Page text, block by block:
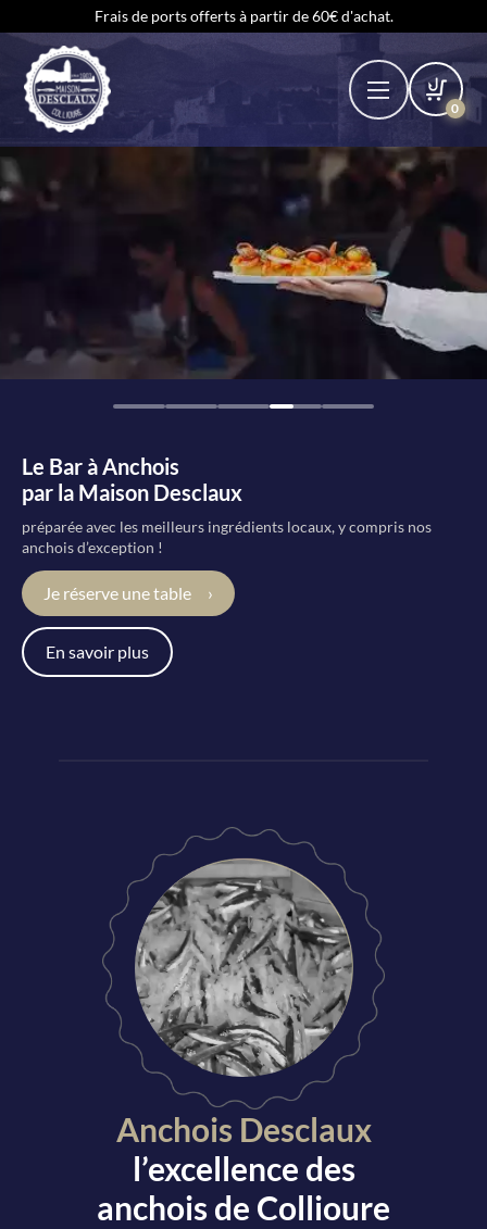
Frais de ports offerts à partir de 60€ d'achat.
0
Le Bar à Anchois
par la Maison Desclaux
préparée avec les meilleurs ingrédients locaux, y compris nos
anchois d’exception !
Je réserve une table
En savoir plus
Anchois Desclaux
l’excellence des
anchois de Collioure